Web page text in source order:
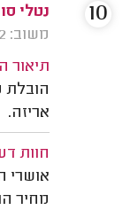
נטלי
משוב: 16/03/2022
תיאור
הובלת
אריזה.
חוות
אושרי
מחיר
10